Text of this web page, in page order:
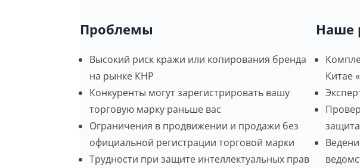
Проблемы
Высокий риск кражи или копирования бренда
на рынке КНР
Конкуренты могут зарегистрировать вашу
торговую марку раньше вас
Ограничения в продвижении и продажи без
официальной регистрации торговой марки
Трудности при защите интеллектуальных прав
Наше
Китае